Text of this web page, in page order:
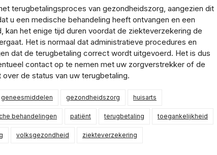
terugbetalingsproces van gezondheidszorg, aangezien dit
u een medische behandeling heeft ontvangen en een
kan het enige tijd duren voordat de ziekteverzekering de
Het is normaal dat administratieve procedures en
dat de terugbetaling correct wordt uitgevoerd. Het is dus
contact op te nemen met uw zorgverstrekker of de
de status van uw terugbetaling.
geneesmiddelen gezondheidszorg huisarts
behandelingen patiënt terugbetaling toegankelijkheid
volksgezondheid ziekteverzekering